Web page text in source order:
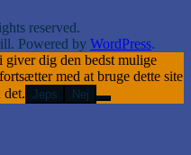
reserved.
Powered by WordPress.
dig den bedst mulige
med at bruge dette site
det. Jeps Nej